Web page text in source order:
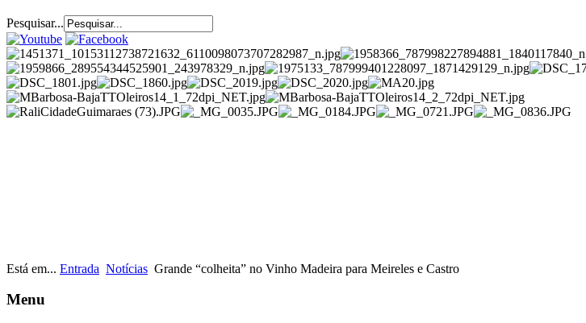
Pesquisar...
Está em... Entrada Notícias Grande “colheita” no Vinho Madeira para Meireles e Castro
Menu